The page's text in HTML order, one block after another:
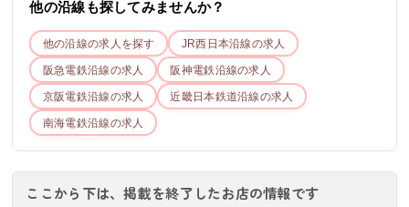
他の沿線も探してみませんか？
他の沿線の求人を探す JR西日本沿線の求人
阪急電鉄沿線の求人 阪神電鉄沿線の求人
京阪電鉄沿線の求人 近畿日本鉄道沿線の求人
南海電鉄沿線の求人
ここから下は、掲載を終了したお店の情報です